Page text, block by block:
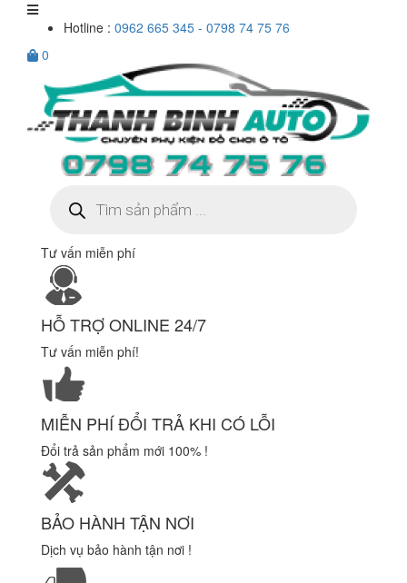
Hotline : 0962 665 345 - 0798 74 75 76
0
kiếm
sản
Tư vấn miễn phí
HỖ TRỢ ONLINE 24/7
Tư vấn miễn phí!
MIỄN PHÍ ĐỔI TRẢ KHI CÓ LỖI
Đổi trả sản phẩm mới 100% !
BẢO HÀNH TẬN NƠI
Dịch vụ bảo hành tận nơi !